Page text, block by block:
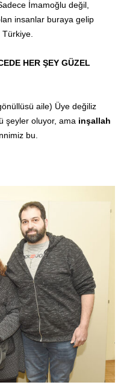
İmamoğlu değil,
insanlar buraya gelip
HER ŞEY GÜZEL
aile) Üye değiliz
şeyler oluyor, ama inşallah
bu.